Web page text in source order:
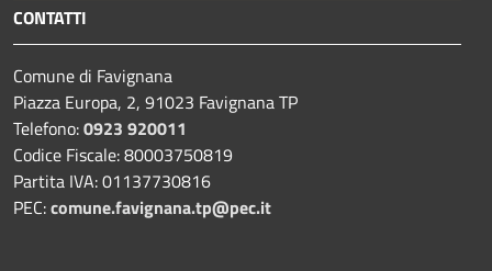
CONTATTI
Comune di Favignana
Piazza Europa, 2, 91023 Favignana TP
Telefono:0923 920011
Codice Fiscale: 80003750819
Partita IVA: 01137730816
PEC:comune.favignana.tp@pec.it